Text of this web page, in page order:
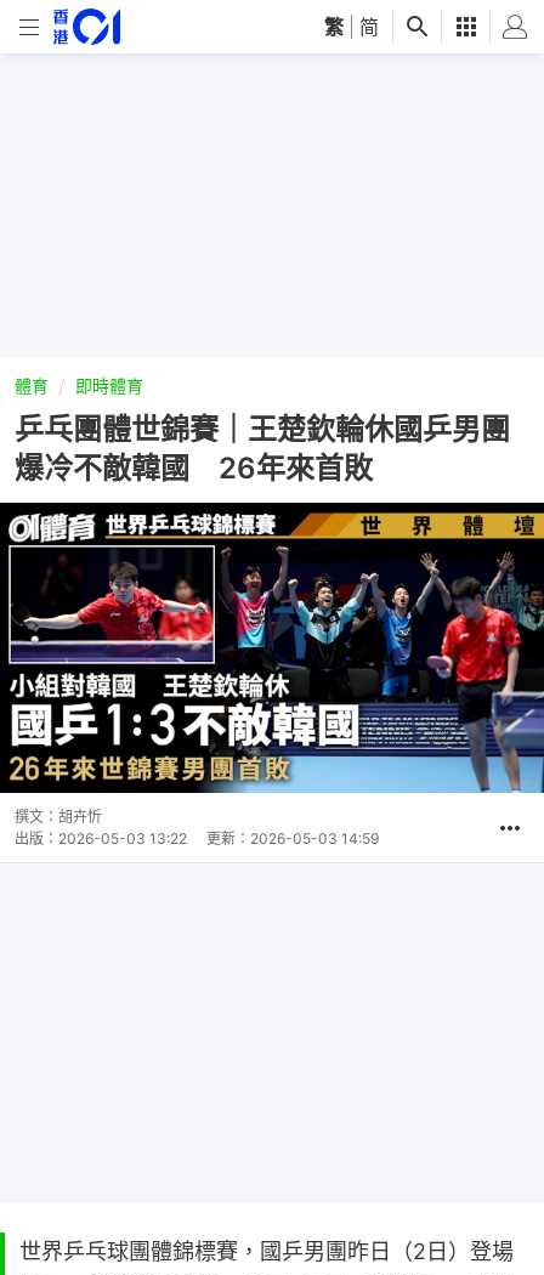
繁 简
體育 即時體育
乒乓團體世錦賽｜王楚欽輪休國乒男團
爆冷不敵韓國 26年來首敗
撰文： 胡卉忻
出版： 2026-05-03 13:22 更新： 2026-05-03 14:59
世界乒乓球團體錦標賽，國乒男團昨日（2日）登場